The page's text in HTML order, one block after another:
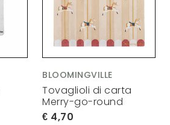
BLOOMINGVILLE
Tovaglioli di carta
Merry-go-round
4,70